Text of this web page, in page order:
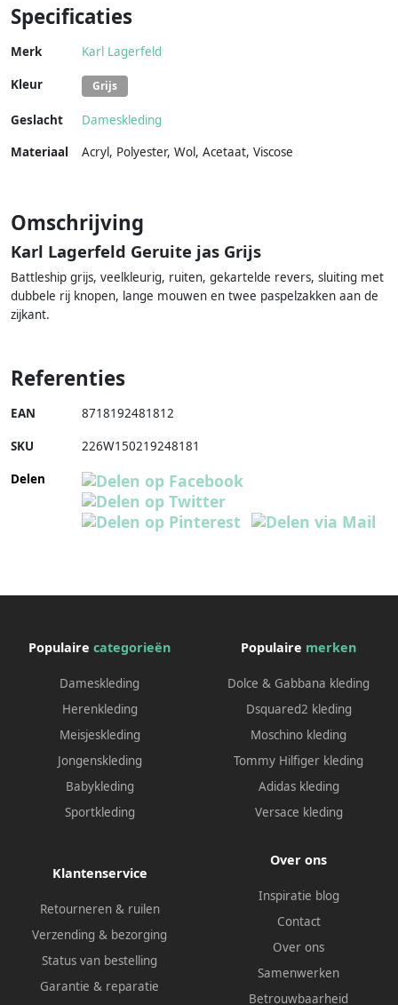
Specificaties
Merk Karl Lagerfeld
Kleur Grijs
Geslacht
Dameskleding
Materiaal
Acryl , Polyester, Wol , Acetaat, Viscose
Omschrijving
Karl Lagerfeld Geruite jas Grijs
Battleship grijs, veelkleurig, ruiten, gekartelde revers, sluiting met
dubbele rij knopen, lange mouwen en twee paspelzakken aan de
zijkant.
Referenties
EAN 8718192481812
SKU 226W150219248181
Delen
Populaire categorieën
Dameskleding
Herenkleding
Meisjeskleding
Jongenskleding
Babykleding
Sportkleding
Populaire merken
Dolce & Gabbana kleding
Dsquared2 kleding
Moschino kleding
Tommy Hilfiger kleding
Adidas kleding
Versace kleding
Klantenservice
Retourneren & ruilen
Verzending & bezorging
Status van bestelling
Garantie & reparatie
Over ons
Inspiratie blog
Contact
Over ons
Samenwerken
Betrouwbaarheid